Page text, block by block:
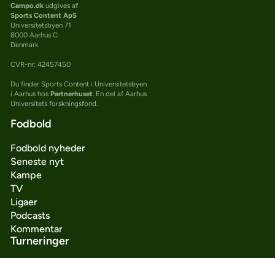
Campo.dkudgives af
Sports Content ApS
Universitetsbyen 71
8000 Aarhus C
Denmark
CVR-nr: 42457450
Du finder Sports Content i Universitetsbyen
i Aarhus hos Partnerhuset. En del af Aarhus
Universitets forskningsfond.
Fodbold
Fodbold nyheder
Seneste nyt
Kampe
TV
Ligaer
Podcasts
Kommentar
Turneringer